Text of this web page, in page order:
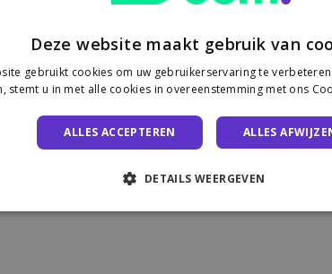
Deze website maakt gebruik van
gebruikt cookies om uw gebruikerservaring te
stemt u in met alle cookies in overeenstemming met ons
ALLES ACCEPTEREN ALLES
DETAILS WEERGEVEN